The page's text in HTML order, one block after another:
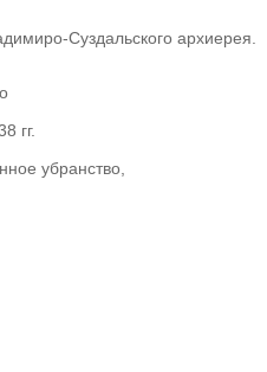
Суздальского архиерея.
гг.
убранство,